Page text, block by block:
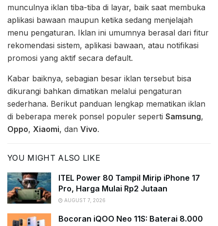
munculnya iklan tiba-tiba di layar, baik saat membuka
aplikasi bawaan maupun ketika sedang menjelajah
menu pengaturan. Iklan ini umumnya berasal dari fitur
rekomendasi sistem, aplikasi bawaan, atau notifikasi
promosi yang aktif secara default.
Kabar baiknya, sebagian besar iklan tersebut bisa
dikurangi bahkan dimatikan melalui pengaturan
sederhana. Berikut panduan lengkap mematikan iklan
di beberapa merek ponsel populer seperti Samsung,
Oppo, Xiaomi, dan Vivo.
YOU MIGHT ALSO LIKE
ITEL Power 80 Tampil Mirip iPhone 17
Pro, Harga Mulai Rp2 Jutaan
AUGUST 7, 2026
Bocoran iQOO Neo 11S: Baterai 8.000